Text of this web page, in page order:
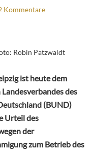
Kommentare
Robin Patzwaldt
ist heute dem
des
(BUND)
Urteil des
der
zum Betrieb des